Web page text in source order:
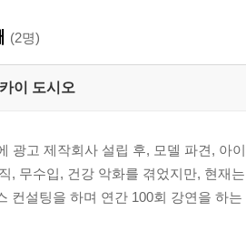
(2명)
이 도시오
광고 제작회사 설립 후, 모델 파견, 아
, 무수입, 건강 악화를 겪었지만, 현재
컨설팅을 하며 연간 100회 강연을 하